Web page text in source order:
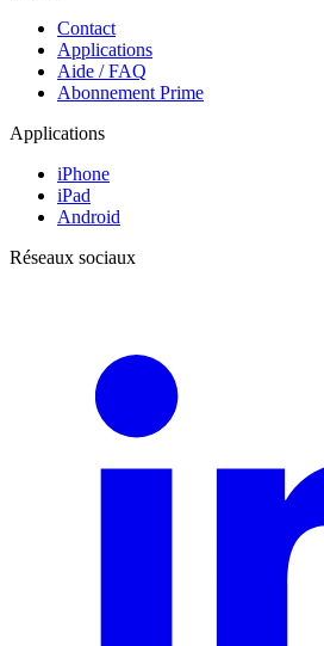
Contact
Applications
Aide / FAQ
Abonnement Prime
Applications
iPhone
iPad
Android
Réseaux sociaux